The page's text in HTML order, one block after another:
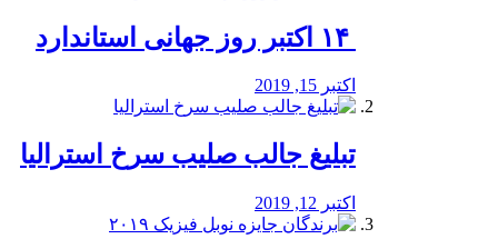
اکتبر 15, 2019
تبلیغ جالب صلیب سرخ استرالیا
اکتبر 12, 2019